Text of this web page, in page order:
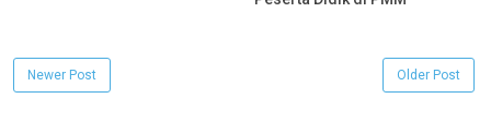
Newer Post Older Post